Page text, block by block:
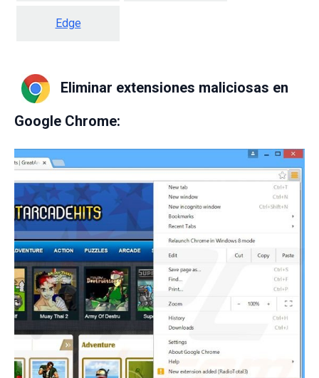
Edge
Eliminar extensiones maliciosas en
Google Chrome: